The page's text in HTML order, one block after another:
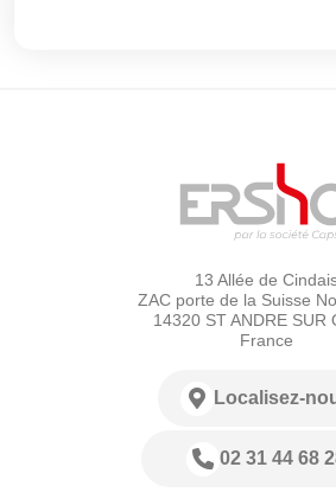
13 Allée de
ZAC porte de la Suisse
14320 ST ANDRE SUR
France
Localisez-
02 31 44 68